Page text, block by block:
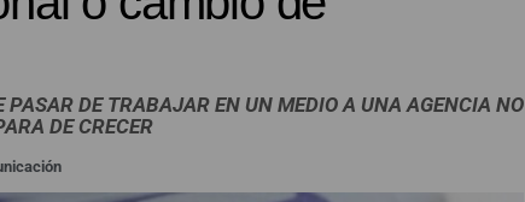
PASAR DE TRABAJAR EN UN MEDIO A UNA AGENCIA NO
DE CRECER